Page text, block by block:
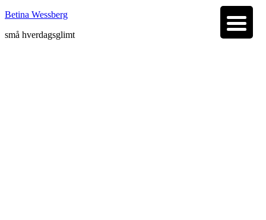
Betina Wessberg
små hverdagsglimt